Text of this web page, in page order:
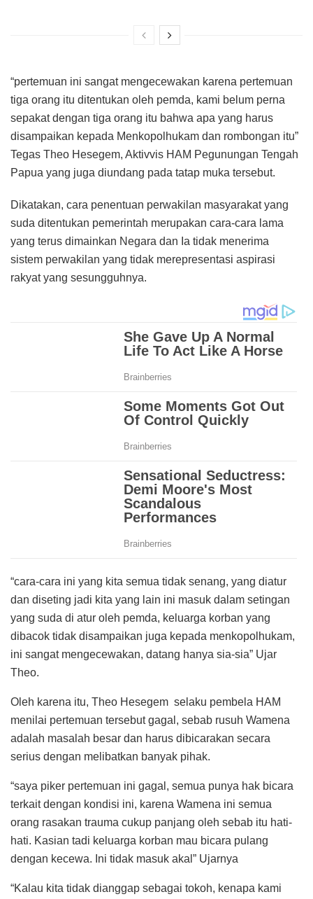
“pertemuan ini sangat mengecewakan karena pertemuan
tiga orang itu ditentukan oleh pemda, kami belum perna
sepakat dengan tiga orang itu bahwa apa yang harus
disampaikan kepada Menkopolhukam dan rombongan itu”
Tegas Theo Hesegem, Aktivvis HAM Pegunungan Tengah
Papua yang juga diundang pada tatap muka tersebut.
Dikatakan, cara penentuan perwakilan masyarakat yang
suda ditentukan pemerintah merupakan cara-cara lama
yang terus dimainkan Negara dan Ia tidak menerima
sistem perwakilan yang tidak merepresentasi aspirasi
rakyat yang sesungguhnya.
“cara-cara ini yang kita semua tidak senang, yang diatur
dan diseting jadi kita yang lain ini masuk dalam setingan
yang suda di atur oleh pemda, keluarga korban yang
dibacok tidak disampaikan juga kepada menkopolhukam,
ini sangat mengecewakan, datang hanya sia-sia” Ujar
Theo.
Oleh karena itu, Theo Hesegem selaku pembela HAM
menilai pertemuan tersebut gagal, sebab rusuh Wamena
adalah masalah besar dan harus dibicarakan secara
serius dengan melibatkan banyak pihak.
“saya piker pertemuan ini gagal, semua punya hak bicara
terkait dengan kondisi ini, karena Wamena ini semua
orang rasakan trauma cukup panjang oleh sebab itu hati-
hati. Kasian tadi keluarga korban mau bicara pulang
dengan kecewa. Ini tidak masuk akal” Ujarnya
“Kalau kita tidak dianggap sebagai tokoh, kenapa kami